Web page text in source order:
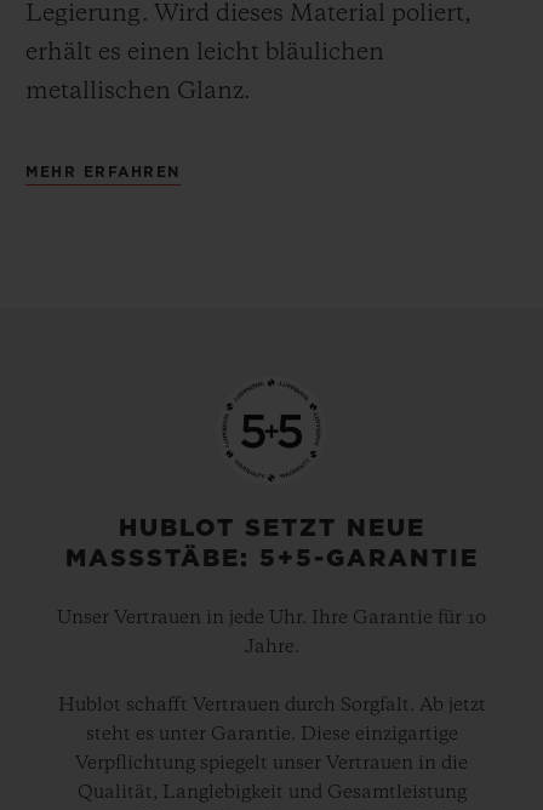
Legierung. Wird dieses Material poliert,
erhält es einen leicht bläulichen
metallischen Glanz.
MEHR ERFAHREN
HUBLOT SETZT NEUE
MASSSTÄBE: 5+5-GARANTIE
Unser Vertrauen in jede Uhr. Ihre Garantie für 10
Jahre.
Hublot schafft Vertrauen durch Sorgfalt. Ab jetzt
steht es unter Garantie. Diese einzigartige
Verpflichtung spiegelt unser Vertrauen in die
Qualität, Langlebigkeit und Gesamtleistung